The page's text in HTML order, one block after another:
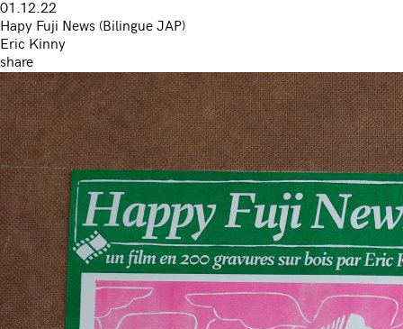
01.12.22
Hapy Fuji News (Bilingue JAP)
Eric Kinny
share